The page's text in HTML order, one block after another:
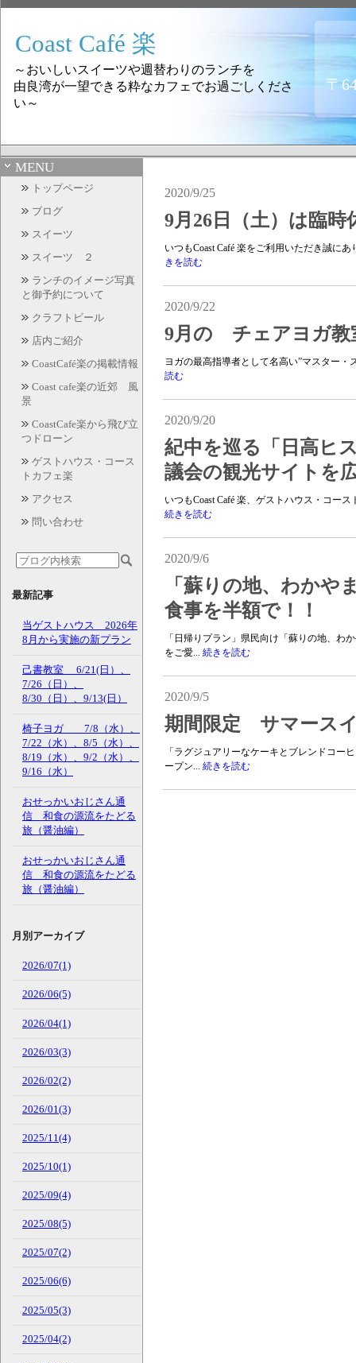
Coast Café 楽
～おいしいスイーツや週替わりのランチを
由良湾が一望できる粋なカフェでお過ごしくださ
い～
〒
MENU
トップページ
ブログ
スイーツ
スイーツ ２
ランチのイメージ写真
と御予約について
クラフトビール
店内ご紹介
CoastCafé楽の掲載情報
Coast cafe楽の近郊 風
景
CoastCafe楽から飛び立
つドローン
ゲストハウス・コース
トカフェ楽
アクセス
問い合わせ
最新記事
当ゲストハウス 2026年
8月から実施の新プラン
己書教室 6/21(日）、
7/26（日）、
8/30（日）、9/13(日）
椅子ヨガ 7/8（水）、
7/22（水）、8/5（水）、
8/19（水）、9/2（水）、
9/16（水）
おせっかいおじさん通
信 和食の源流をたどる
旅（醤油編）
おせっかいおじさん通
信 和食の源流をたどる
旅（醤油編）
月別アーカイブ
2026/07(1)
2026/06(5)
2026/04(1)
2026/03(3)
2026/02(2)
2026/01(3)
2025/11(4)
2025/10(1)
2025/09(4)
2025/08(5)
2025/07(2)
2025/06(6)
2025/05(3)
2025/04(2)
2020/9/25
9月26日（土）は臨時
いつもCoast Café 楽をご利用いただき誠に
きを読む
2020/9/22
9月の チェアヨガ教
ヨガの最高指導者として名高い”マスター
読む
2020/9/20
紀中を巡る「日高ヒ
議会の観光サイトを
いつもCoast Café 楽、ゲストハウス・コー
続きを読む
2020/9/6
「蘇りの地、わかや
食事を半額で！！
「日帰りプラン」県民向け「蘇りの地、
をご愛... 続きを読む
2020/9/5
期間限定 サマース
「ラグジュアリーなケーキとブレンドコー
ープン... 続きを読む